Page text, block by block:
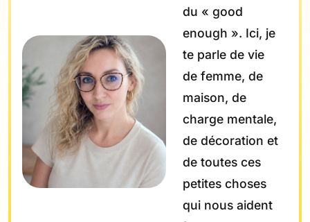
du « good
enough ». Ici, je
te parle de vie
de femme, de
maison, de
charge mentale,
de décoration et
de toutes ces
petites choses
qui nous aident